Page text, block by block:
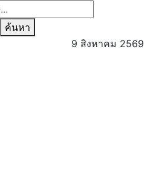
ค้นหา
9 สิงหาคม 2569